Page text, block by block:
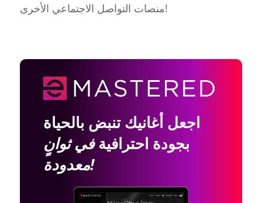
منصات التواصل الاجتماعي الأخرى!
اجعل أغانيك تنبض بالحياة
بجودة احترافيةفي ثوانٍ
معدودة!